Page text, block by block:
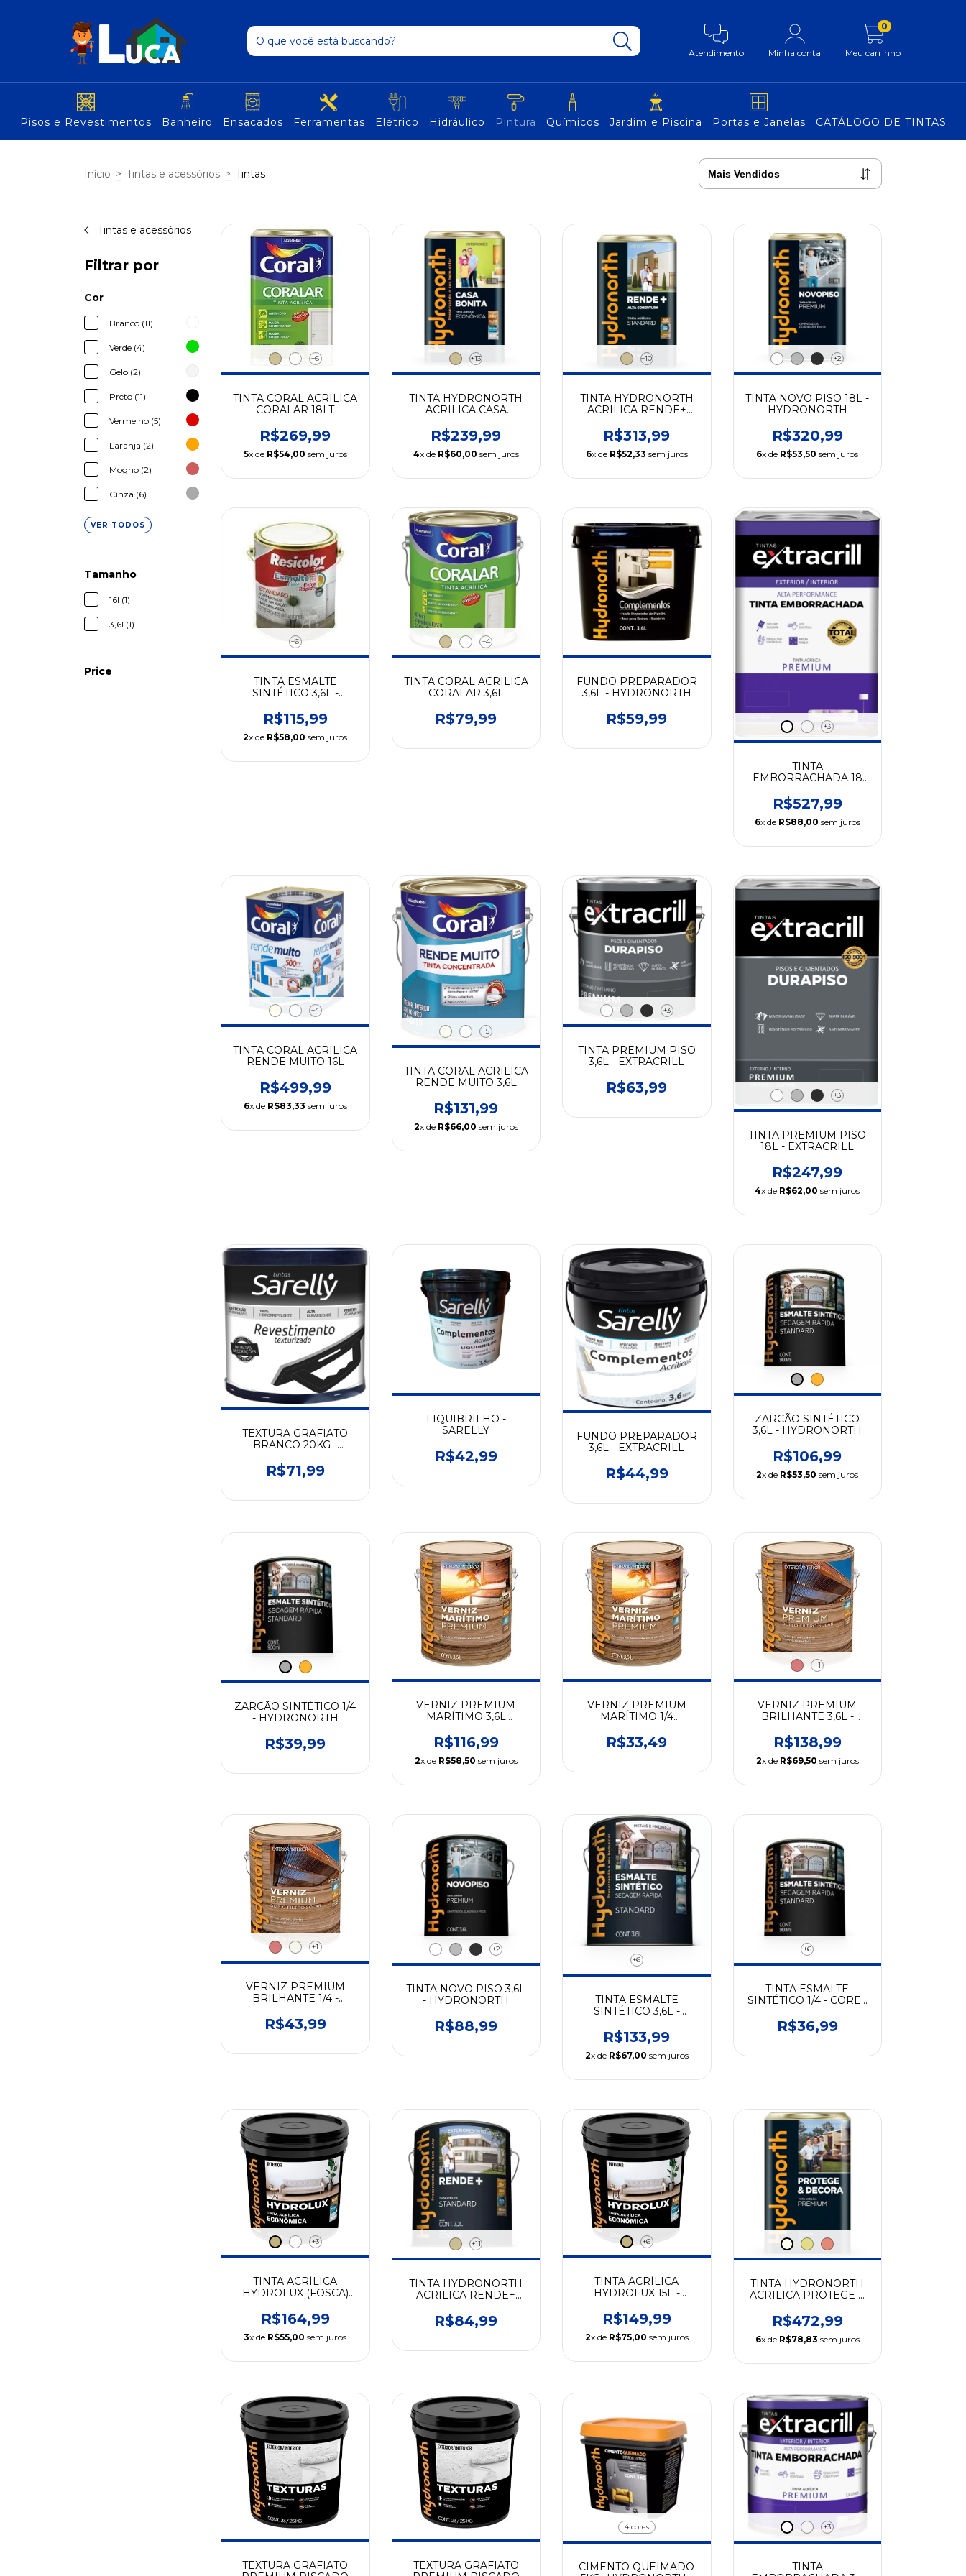
Atendimento Minha conta Meu carrinho
0
Pisos e Revestimentos Banheiro Ensacados Ferramentas Elétrico Hidráulico Pintura Químicos Jardim e Piscina Portas e Janelas CATÁLOGO DE TINTAS
Início > Tintas e acessórios > Tintas
Tintas e acessórios
Filtrar por
Cor
Branco (11)
Verde (4)
Gelo (2)
Preto (11)
Vermelho (5)
Laranja (2)
Mogno (2)
Cinza (6)
VER TODOS
Tamanho
16l (1)
3,6l (1)
Price
+6
TINTA CORAL ACRILICA
CORALAR 18LT
R$269,99
5x de R$54,00 sem juros
+13
TINTA HYDRONORTH
ACRILICA CASA
R$239,99
4x de R$60,00 sem juros
+10
TINTA HYDRONORTH
ACRILICA RENDE+
R$313,99
6x de R$52,33 sem juros
+2
TINTA NOVO PISO 18L -
HYDRONORTH
R$320,99
6x de R$53,50 sem juros
+6
TINTA ESMALTE
SINTÉTICO 3,6L -
R$115,99
2x de R$58,00 sem juros
+4
TINTA CORAL ACRILICA
CORALAR 3,6L
R$79,99
FUNDO PREPARADOR
3,6L - HYDRONORTH
R$59,99 +3
TINTA
EMBORRACHADA 18
R$527,99
6x de R$88,00 sem juros
+4
TINTA CORAL ACRILICA
RENDE MUITO 16L
R$499,99
6x de R$83,33 sem juros
+5
TINTA CORAL ACRILICA
RENDE MUITO 3,6L
R$131,99
2x de R$66,00 sem juros
+3
TINTA PREMIUM PISO
3,6L - EXTRACRILL
R$63,99 +3
TINTA PREMIUM PISO
18L - EXTRACRILL
R$247,99
4x de R$62,00 sem juros
TEXTURA GRAFIATO
BRANCO 20KG -
R$71,99
LIQUIBRILHO -
SARELLY
R$42,99
FUNDO PREPARADOR
3,6L - EXTRACRILL
R$44,99
ZARCÃO SINTÉTICO
3,6L - HYDRONORTH
R$106,99
2x de R$53,50 sem juros
ZARCÃO SINTÉTICO 1/4
- HYDRONORTH
R$39,99
VERNIZ PREMIUM
MARÍTIMO 3,6L
HYDRONORTH
R$116,99
2x de R$58,50 sem juros
VERNIZ PREMIUM
MARÍTIMO 1/4
HYDRONORTH
R$33,49
+1
VERNIZ PREMIUM
BRILHANTE 3,6L -
HYDRONORTH
R$138,99
2x de R$69,50 sem juros
+1
VERNIZ PREMIUM
BRILHANTE 1/4 -
HYDRONORTH
R$43,99
+2
TINTA NOVO PISO 3,6L
- HYDRONORTH
R$88,99
+6
TINTA ESMALTE
SINTÉTICO 3,6L -
HYDRONORTH
R$133,99
2x de R$67,00 sem juros
+6
TINTA ESMALTE
SINTÉTICO 1/4 - CORES
R$36,99
+3
TINTA ACRÍLICA
HYDROLUX (FOSCA)
R$164,99
3x de R$55,00 sem juros
+11
TINTA HYDRONORTH
ACRILICA RENDE+
R$84,99
+6
TINTA ACRÍLICA
HYDROLUX 15L -
R$149,99
2x de R$75,00 sem juros
TINTA HYDRONORTH
ACRILICA PROTEGE E
R$472,99
6x de R$78,83 sem juros
TEXTURA GRAFIATO
TEXTURA GRAFIATO
4 cores
CIMENTO QUEIMADO
+3
TINTA